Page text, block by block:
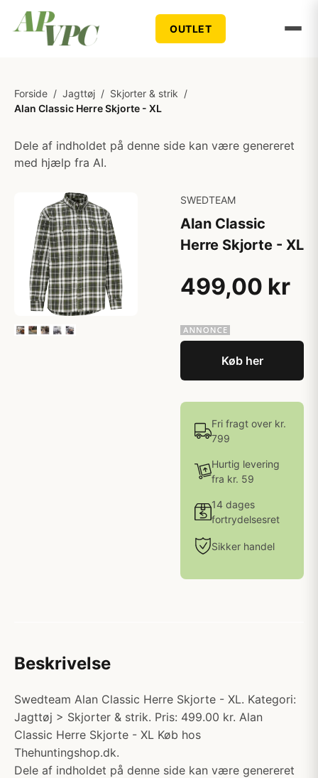
OUTLET
Forside / Jagttøj / Skjorter & strik /
Alan Classic Herre Skjorte - XL
Dele af indholdet på denne side kan være genereret
med hjælp fra AI.
SWEDTEAM
Alan Classic
Herre Skjorte - XL
499,00 kr
Køb her
Fri fragt over kr.
799
Hurtig levering
fra kr. 59
14 dages
fortrydelsesret
Sikker handel
Beskrivelse
Swedteam Alan Classic Herre Skjorte - XL. Kategori:
Jagttøj > Skjorter & strik. Pris: 499.00 kr. Alan
Classic Herre Skjorte - XL Køb hos
Thehuntingshop.dk.
Dele af indholdet på denne side kan være genereret